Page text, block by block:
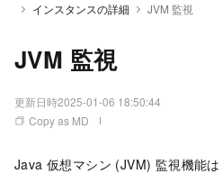
インスタンスの詳細
JVM 監視
JVM 監視
更新日時2025-01-06 18:50:44
Copy as MD
Java 仮想マシン (JVM) 監視機能